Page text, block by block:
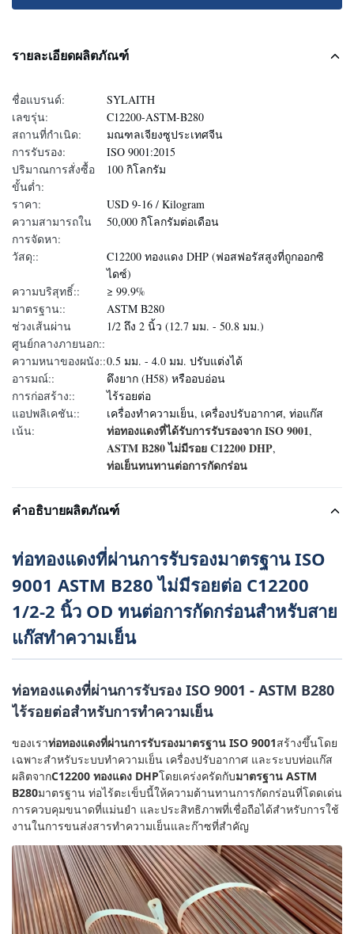
รายละเอียดผลิตภัณฑ์
ชื่อแบรนด์:
SYLAITH
เลขรุ่น:
C12200-ASTM-B280
สถานที่กำเนิด:
มณฑลเจียงซูประเทศจีน
การรับรอง:
ISO 9001:2015
ปริมาณการสั่งซื้อ
ขั้นต่ำ:
100 กิโลกรัม
ราคา:
USD 9-16 / Kilogram
ความสามารถใน
การจัดหา:
50,000 กิโลกรัมต่อเดือน
วัสดุ::
C12200 ทองแดง DHP (ฟอสฟอรัสสูงที่ถูกออกซิ
ไดซ์)
ความบริสุทธิ์::
≥ 99.9%
มาตรฐาน::
ASTM B280
ช่วงเส้นผ่าน
ศูนย์กลางภายนอก::
1/2 ถึง 2 นิ้ว (12.7 มม. - 50.8 มม.)
ความหนาของผนัง::0.5 มม. - 4.0 มม. ปรับแต่งได้
อารมณ์::
ดึงยาก (H58) หรืออบอ่อน
การก่อสร้าง::
ไร้รอยต่อ
แอปพลิเคชัน::
เครื่องทำความเย็น, เครื่องปรับอากาศ, ท่อแก๊ส
เน้น:
ท่อทองแดงที่ได้รับการรับรองจาก ISO 9001,
ASTM B280 ไม่มีรอย C12200 DHP,
ท่อเย็นทนทานต่อการกัดกร่อน
คำอธิบายผลิตภัณฑ์
ท่อทองแดงที่ผ่านการรับรองมาตรฐาน ISO
9001 ASTM B280 ไม่มีรอยต่อ C12200
1/2-2 นิ้ว OD ทนต่อการกัดกร่อนสำหรับสาย
แก๊สทำความเย็น
ท่อทองแดงที่ผ่านการรับรอง ISO 9001 - ASTM B280
ไร้รอยต่อสำหรับการทำความเย็น
ของเราท่อทองแดงที่ผ่านการรับรองมาตรฐาน ISO 9001สร้างขึ้นโดย
เฉพาะสำหรับระบบทำความเย็น เครื่องปรับอากาศ และระบบท่อแก๊ส
ผลิตจากC12200 ทองแดง DHPโดยเคร่งครัดกับมาตรฐาน ASTM
B280มาตรฐาน ท่อไร้ตะเข็บนี้ให้ความต้านทานการกัดกร่อนที่โดดเด่น
การควบคุมขนาดที่แม่นยำ และประสิทธิภาพที่เชื่อถือได้สำหรับการใช้
งานในการขนส่งสารทำความเย็นและก๊าซที่สำคัญ